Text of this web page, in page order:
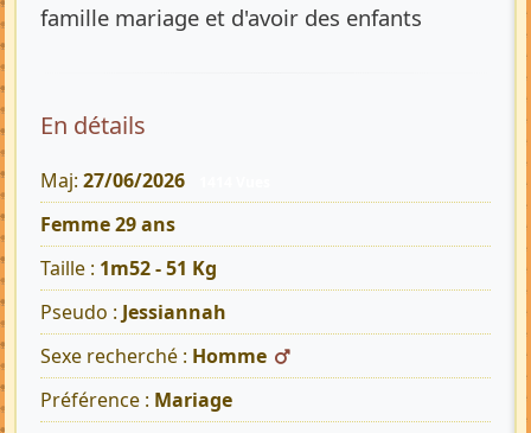
famille mariage et d'avoir des enfants
En détails
Maj: 27/06/2026
Femme 29 ans
Taille : 1m52 - 51 Kg
Pseudo : Jessiannah
Sexe recherché : Homme
Préférence : Mariage